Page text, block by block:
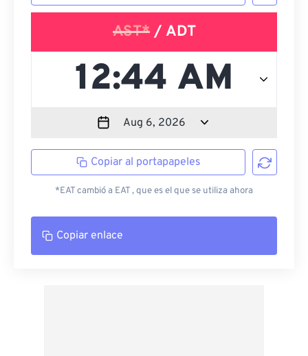
AST*/ ADT
Copiar al portapapeles
*EAT cambió a EAT , que es el que se utiliza ahora
Copiar enlace